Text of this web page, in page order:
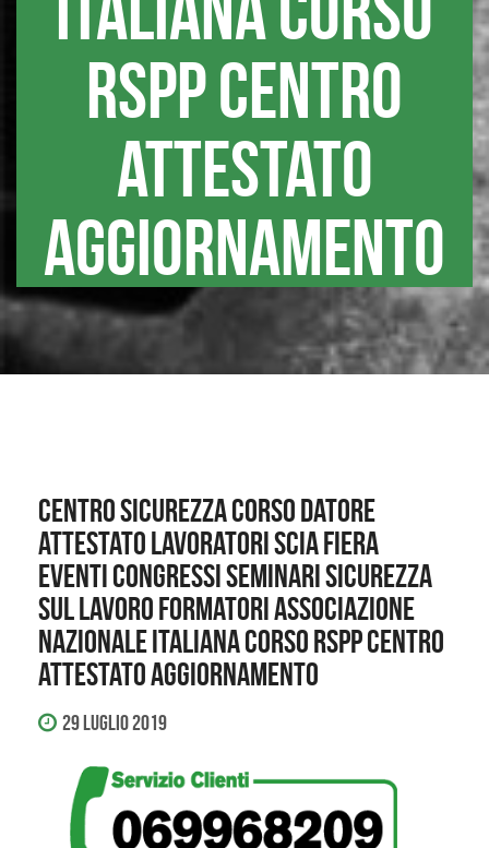
rspp centro
attestato
aggiornamento
Centro sicurezza corso datore
attestato lavoratori scia fiera
eventi congressi seminari sicurezza
sul lavoro formatori associazione
nazionale italiana corso rspp centro
attestato aggiornamento
29 Luglio 2019